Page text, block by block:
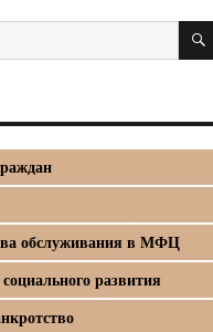
обслуживания в МФЦ
развития